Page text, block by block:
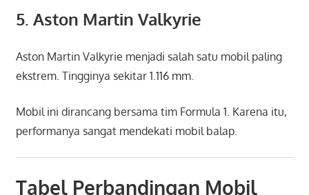
5. Aston Martin Valkyrie
Aston Martin Valkyrie menjadi salah satu mobil paling
ekstrem. Tingginya sekitar 1.116 mm.
Mobil ini dirancang bersama tim Formula 1. Karena itu,
performanya sangat mendekati mobil balap.
Tabel Perbandingan Mobil